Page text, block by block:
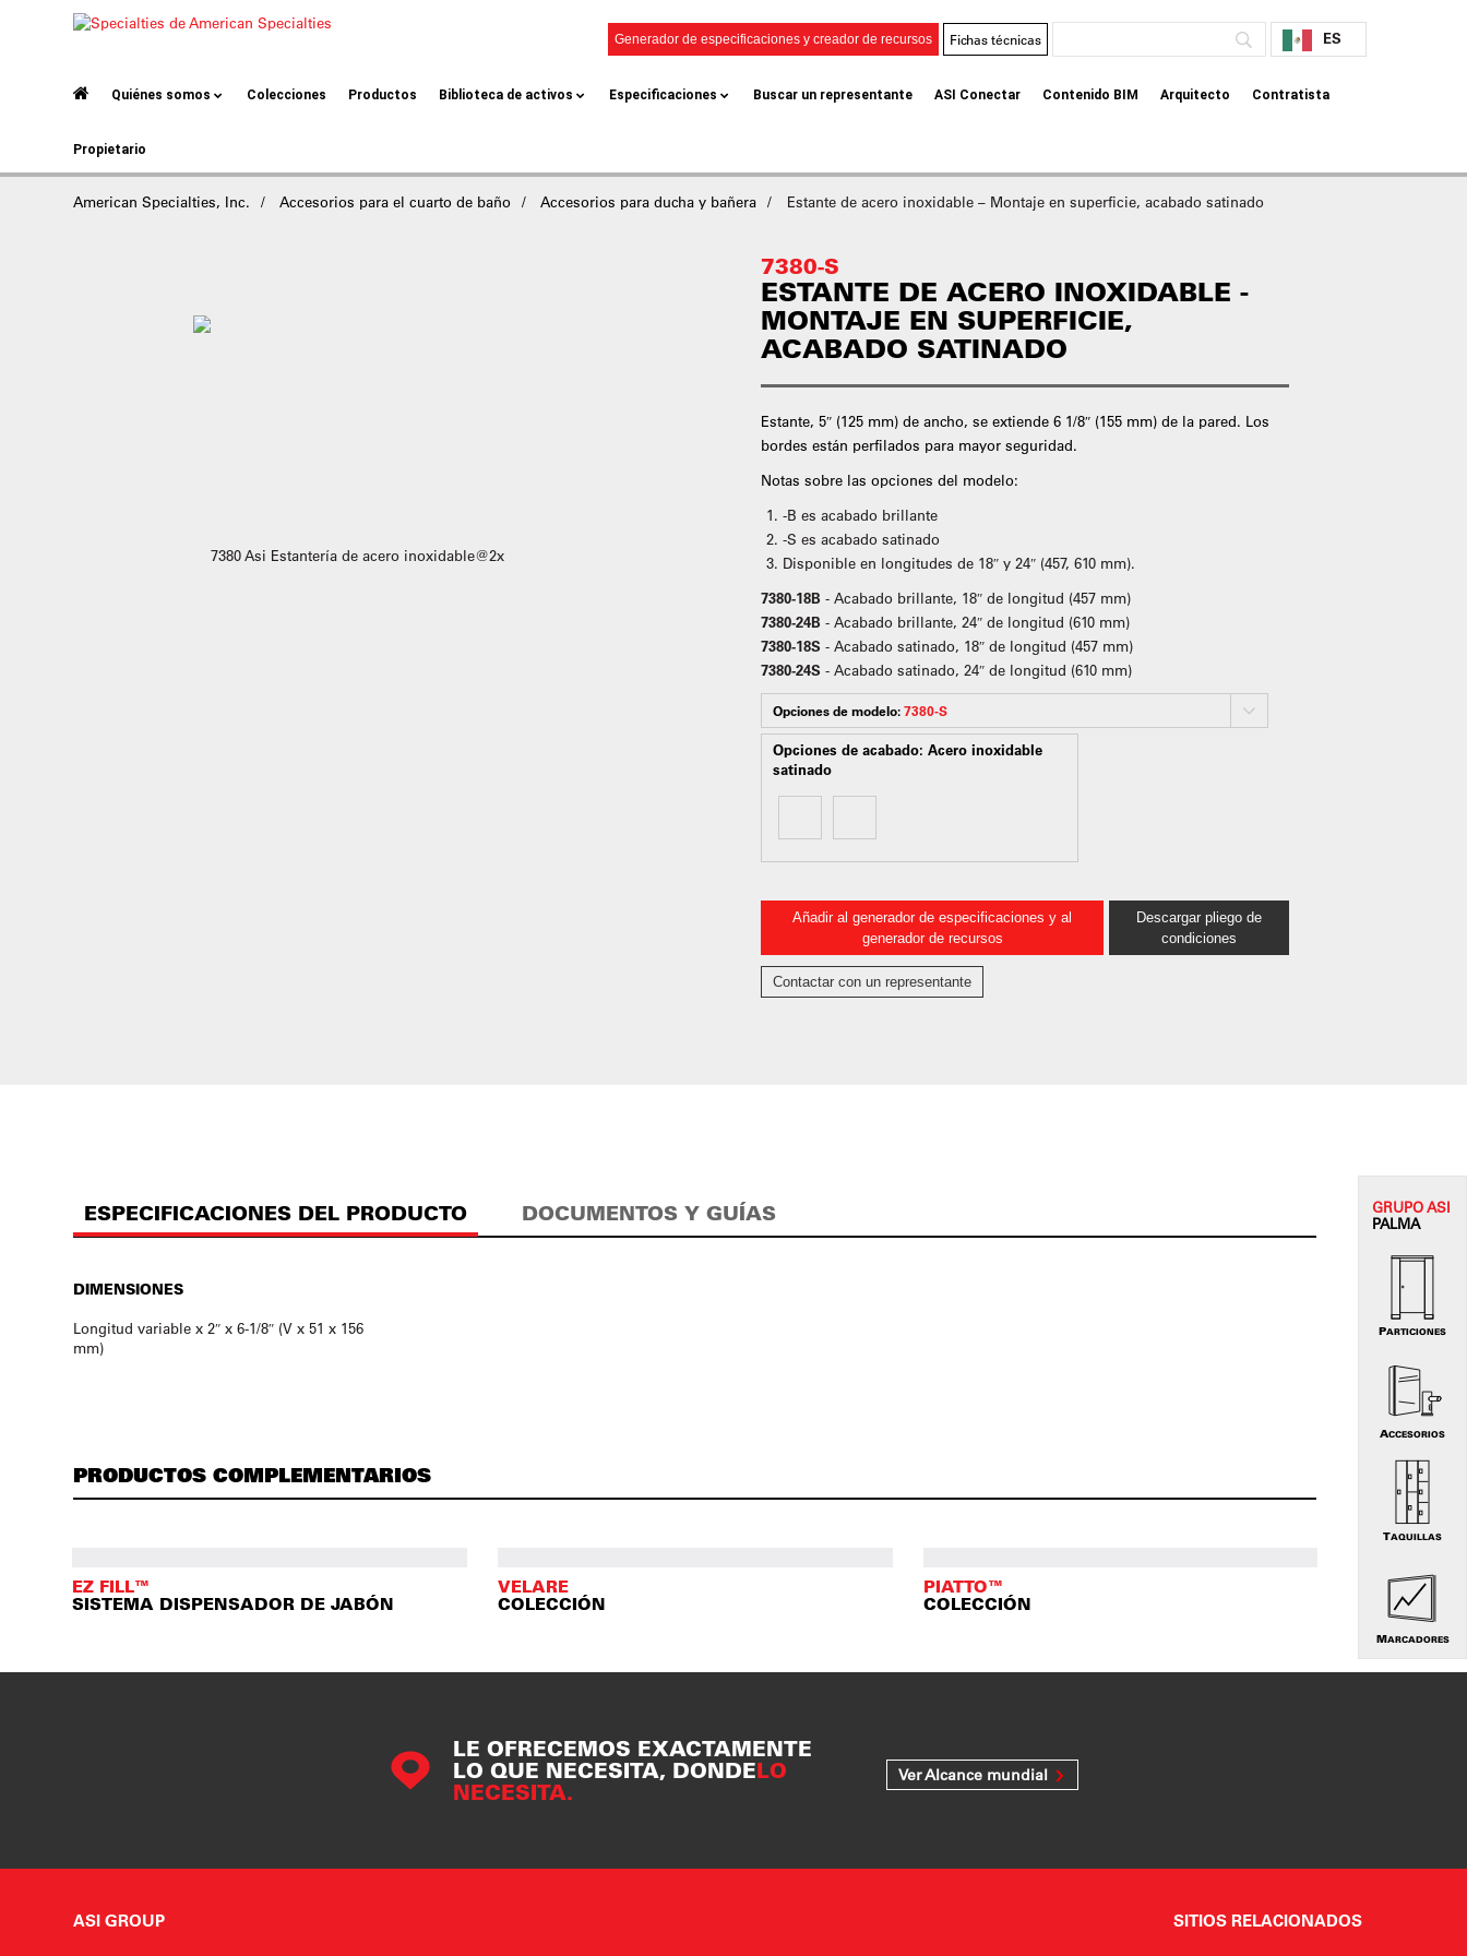
Generador de especificaciones y creador de recursos Fichas técnicas ES
Quiénes somos Colecciones Productos Biblioteca de activos Especificaciones Buscar un representante ASI Conectar Contenido BIM Arquitecto Contratista
Propietario
American Specialties, Inc. Accesorios para el cuarto de baño Accesorios para ducha y bañera Estante de acero inoxidable – Montaje en superficie, acabado satinado
7380-S
ESTANTE DE ACERO INOXIDABLE -
MONTAJE EN SUPERFICIE,
ACABADO SATINADO
Estante, 5″ (125 mm) de ancho, se extiende 6 1/8″ (155 mm) de la pared. Los
bordes están perfilados para mayor seguridad.
Notas sobre las opciones del modelo:
-B es acabado brillante
-S es acabado satinado
Disponible en longitudes de 18″ y 24″ (457, 610 mm).
7380-18B- Acabado brillante, 18″ de longitud (457 mm)
7380-24B - Acabado brillante, 24″ de longitud (610 mm)
7380-18S - Acabado satinado, 18″ de longitud (457 mm)
7380-24S- Acabado satinado, 24″ de longitud (610 mm)
Opciones de modelo:7380-S
Opciones de acabado:Acero inoxidable
satinado
Añadir al generador de especificaciones y al
generador de recursos
Descargar pliego de
condiciones
Contactar con un representante
ESPECIFICACIONES DEL PRODUCTO DOCUMENTOS Y GUÍAS
DIMENSIONES
Longitud variable x 2″ x 6-1/8″ (V x 51 x 156
mm)
PRODUCTOS COMPLEMENTARIOS
EZ FILL™
SISTEMA DISPENSADOR DE JABÓN
VELARE
COLECCIÓN
PIATTO™
COLECCIÓN
LE OFRECEMOS EXACTAMENTE
LO QUE NECESITA, DONDELO
NECESITA.
Ver Alcance mundial
GRUPOASI
PALMA
PARTICIONES
ACCESORIOS
TAQUILLAS
MARCADORES
ASI GROUP SITIOS RELACIONADOS